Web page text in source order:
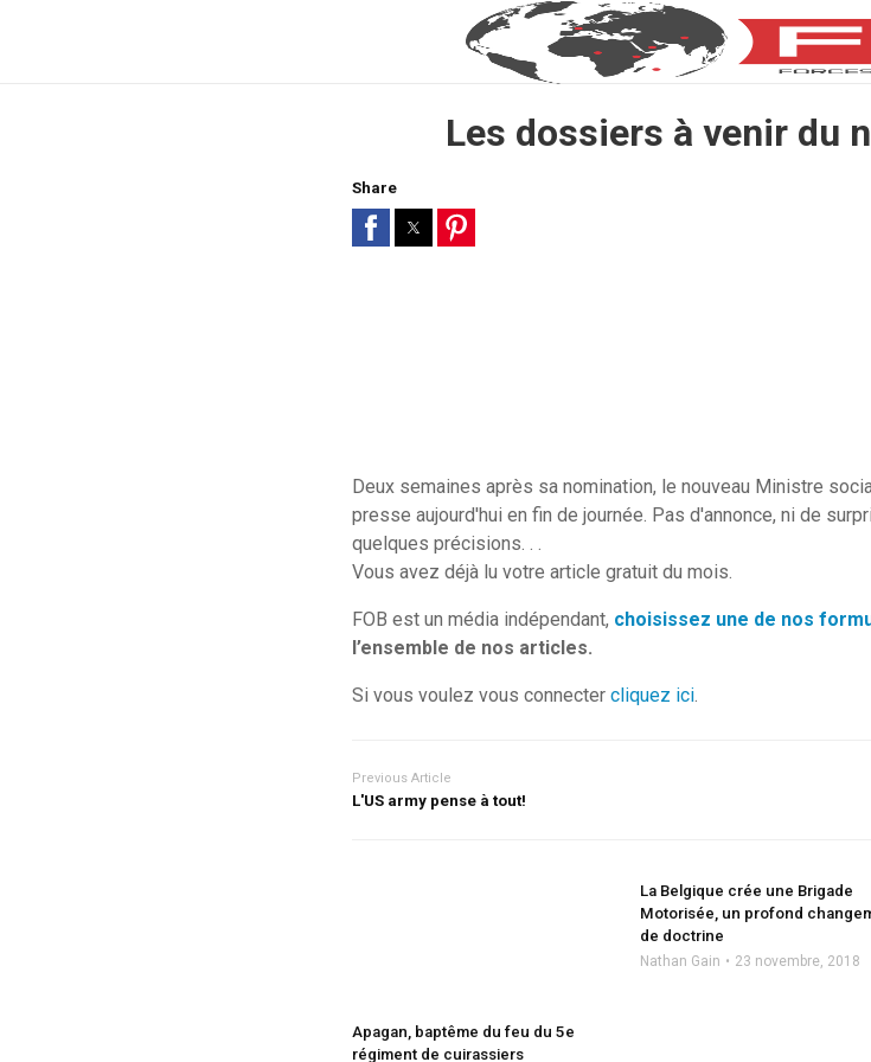
Les dossiers à venir du
Share
Deux semaines après sa nomination, le nouveau Ministre
presse aujourd'hui en fin de journée. Pas d'annonce, ni de
quelques précisions. . .
Vous avez déjà lu votre article gratuit du mois.
FOB est un média indépendant, choisissez une de nos
l’ensemble de nos articles.
Si vous voulez vous connecter cliquez ici.
Previous Article
L'US army pense à tout!
Apagan, baptême du feu du 5e
régiment de cuirassiers
La Belgique crée une Brigade
Motorisée, un profond
de doctrine
Nathan Gain 23 novembre, 2018